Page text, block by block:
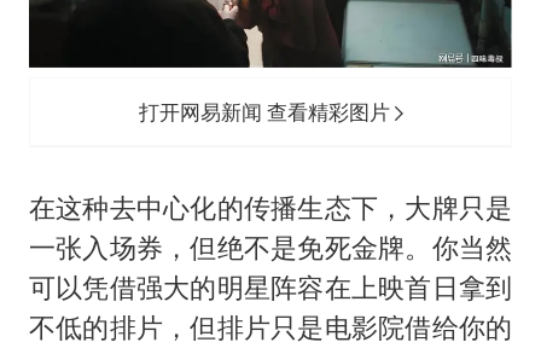
打开网易新闻 查看精彩图片
在这种去中心化的传播生态下，大牌只是
一张入场券，但绝不是免死金牌。你当然
可以凭借强大的明星阵容在上映首日拿到
不低的排片，但排片只是电影院借给你的